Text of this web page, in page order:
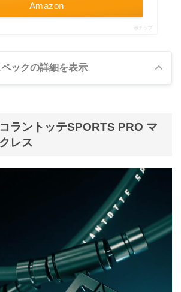
Amazon
ポチップ
ペックの詳細を表示
ス（ナイロンコーティング）
（SUS316L）
ッチン】
コラントッテSPORTS PRO マ
レス